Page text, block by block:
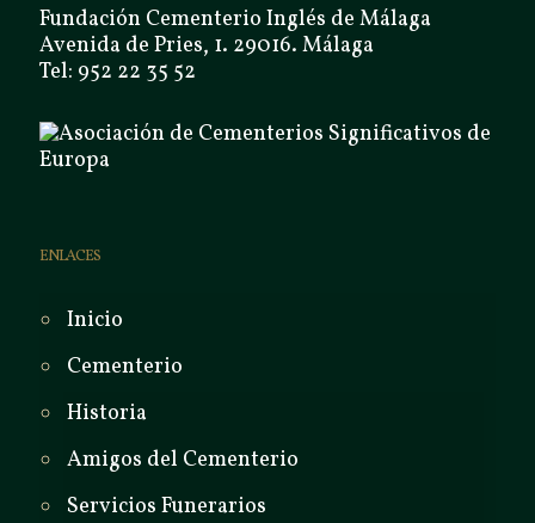
Fundación Cementerio Inglés de Málaga
Avenida de Pries, 1. 29016. Málaga
Tel: 952 22 35 52
ENLACES
Inicio
Cementerio
Historia
Amigos del Cementerio
Servicios Funerarios